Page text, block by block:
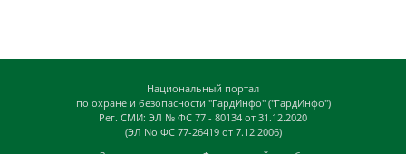
Национальный портал
по охране и безопасности "ГардИнфо" ("ГардИнфо")
Рег. СМИ: ЭЛ № ФС 77 - 80134 от 31.12.2020
(ЭЛ No ФС 77-26419 от 7.12.2006)